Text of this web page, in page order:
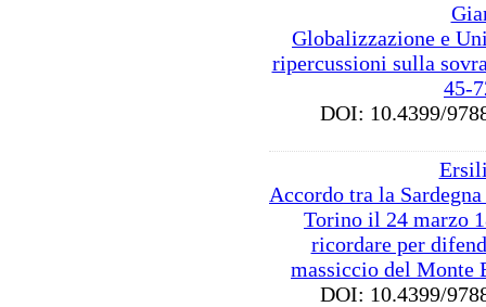
Globalizzazione e
ripercussioni sulla
45-
DOI: 10.4399/
Accordo tra la
Torino il 24 marzo
ricordare per
massiccio del Monte
DOI: 10.4399/